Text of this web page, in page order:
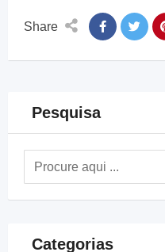
Share
Pesquisa
Categorias